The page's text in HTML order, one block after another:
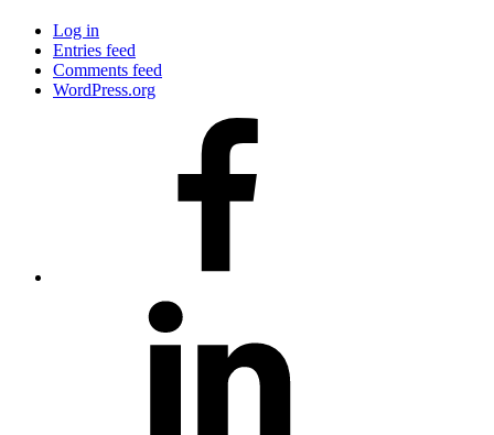
Log in
Entries feed
Comments feed
WordPress.org